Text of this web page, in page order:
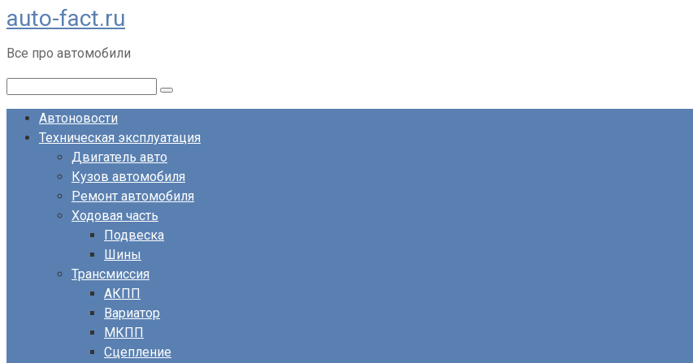
Перейти
к
контенту
auto-fact.ru
Все про автомобили
Автоновости
Техническая эксплуатация
Двигатель авто
Кузов автомобиля
Ремонт автомобиля
Ходовая часть
Подвеска
Шины
Трансмиссия
АКПП
Вариатор
МКПП
Сцепление